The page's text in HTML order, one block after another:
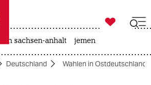
taz zahl ich
taz zahl ich

taz zahl ich
in sachsen-anhalt jemen
Deutschland Wahlen in Ostdeutschland